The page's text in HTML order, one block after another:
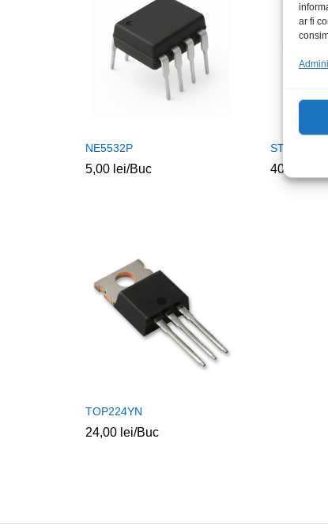
ar fi
NE5532P
5,00 lei/Buc 40,00
TOP224YN
24,00 lei/Buc